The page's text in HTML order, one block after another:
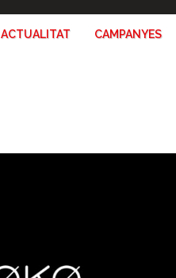
ACTUALITAT CAMPANYES